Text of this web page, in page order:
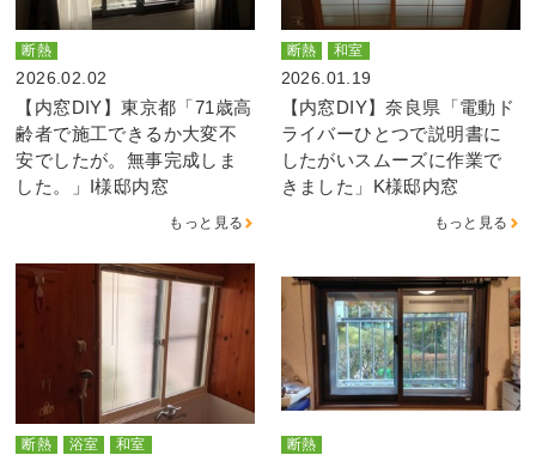
断熱
2026.02.02
【内窓DIY】東京都「71歳高
齢者で施工できるか大変不
安でしたが。無事完成しま
した。」I様邸内窓
もっと見る
断熱 和室
2026.01.19
【内窓DIY】奈良県「電動ド
ライバーひとつで説明書に
したがいスムーズに作業で
きました」K様邸内窓
もっと見る
断熱 浴室 和室 断熱